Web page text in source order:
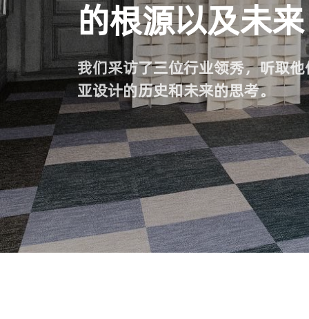
的根源以及未来
我们采访了三位行业领秀，听取
亚设计的历史和未来的思考。